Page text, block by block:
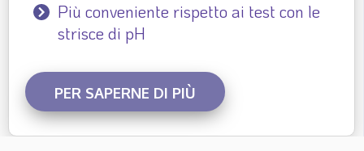
Più conveniente rispetto ai test con le
strisce di pH
PER SAPERNE DI PIÙ